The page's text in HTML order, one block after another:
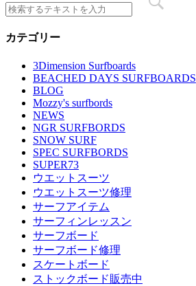
カテゴリー
3Dimension Surfboards
BEACHED DAYS SURFBOARDS
BLOG
Mozzy's surfbords
NEWS
NGR SURFBORDS
SNOW SURF
SPEC SURFBORDS
SUPER73
ウエットスーツ
ウエットスーツ修理
サーフアイテム
サーフィンレッスン
サーフボード
サーフボード修理
スケートボード
ストックボード販売中